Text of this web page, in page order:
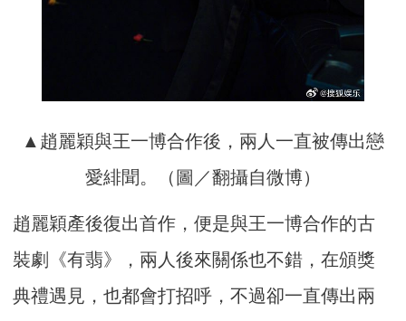
▲趙麗穎與王一博合作後，兩人一直被傳出戀
愛緋聞。（圖／翻攝自微博）
趙麗穎產後復出首作，便是與王一博合作的古
裝劇《有翡》，兩人後來關係也不錯，在頒獎
典禮遇見，也都會打招呼，不過卻一直傳出兩